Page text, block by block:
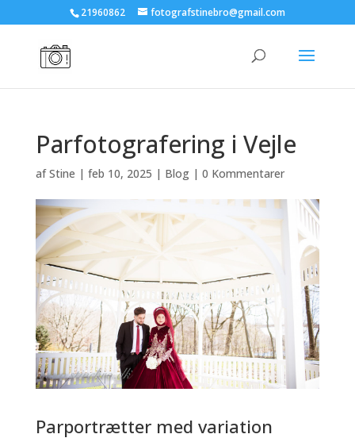
21960862 fotografstinebro@gmail.com
Parfotografering i Vejle
afStine | feb 10, 2025 | Blog| 0 Kommentarer
Parportrætter med variation